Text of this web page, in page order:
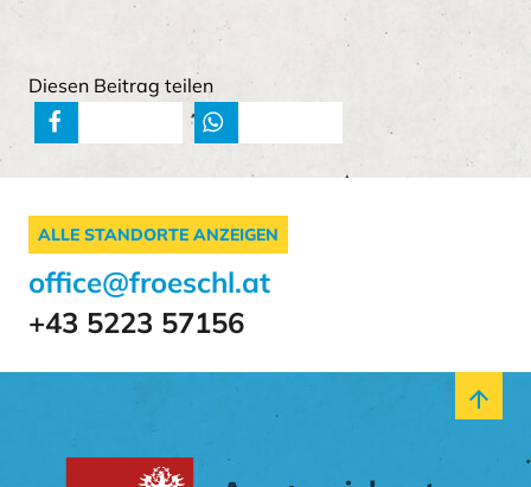
Diesen Beitrag teilen
ALLE STANDORTE ANZEIGEN
office@froeschl.at
+43 5223 57156
arrow_upward